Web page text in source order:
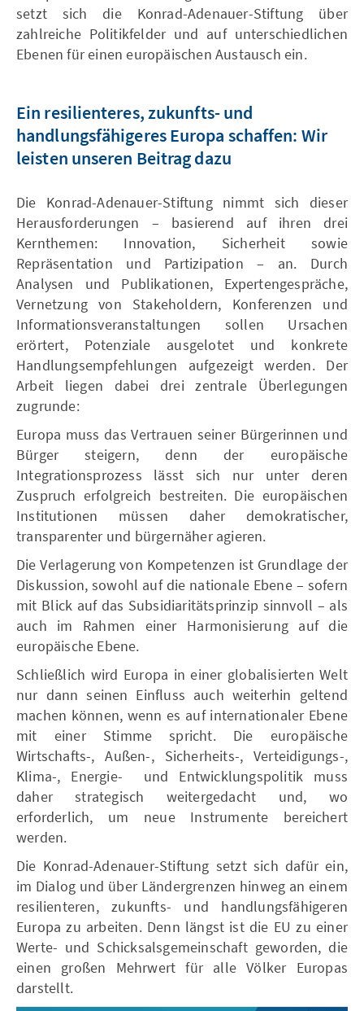
setzt sich die Konrad-Adenauer-Stiftung über
zahlreiche Politikfelder und auf unterschiedlichen
Ebenen für einen europäischen Austausch ein.
Ein resilienteres, zukunfts- und
handlungsfähigeres Europa schaffen: Wir
leisten unseren Beitrag dazu
Die Konrad-Adenauer-Stiftung nimmt sich dieser
Herausforderungen – basierend auf ihren drei
Kernthemen: Innovation, Sicherheit sowie
Repräsentation und Partizipation – an. Durch
Analysen und Publikationen, Expertengespräche,
Vernetzung von Stakeholdern, Konferenzen und
Informationsveranstaltungen sollen Ursachen
erörtert, Potenziale ausgelotet und konkrete
Handlungsempfehlungen aufgezeigt werden. Der
Arbeit liegen dabei drei zentrale Überlegungen
zugrunde:
Europa muss das Vertrauen seiner Bürgerinnen und
Bürger steigern, denn der europäische
Integrationsprozess lässt sich nur unter deren
Zuspruch erfolgreich bestreiten. Die europäischen
Institutionen müssen daher demokratischer,
transparenter und bürgernäher agieren.
Die Verlagerung von Kompetenzen ist Grundlage der
Diskussion, sowohl auf die nationale Ebene – sofern
mit Blick auf das Subsidiaritätsprinzip sinnvoll – als
auch im Rahmen einer Harmonisierung auf die
europäische Ebene.
Schließlich wird Europa in einer globalisierten Welt
nur dann seinen Einfluss auch weiterhin geltend
machen können, wenn es auf internationaler Ebene
mit einer Stimme spricht. Die europäische
Wirtschafts-, Außen-, Sicherheits-, Verteidigungs-,
Klima-, Energie- und Entwicklungspolitik muss
daher strategisch weitergedacht und, wo
erforderlich, um neue Instrumente bereichert
werden.
Die Konrad-Adenauer-Stiftung setzt sich dafür ein,
im Dialog und über Ländergrenzen hinweg an einem
resilienteren, zukunfts- und handlungsfähigeren
Europa zu arbeiten. Denn längst ist die EU zu einer
Werte- und Schicksalsgemeinschaft geworden, die
einen großen Mehrwert für alle Völker Europas
darstellt.